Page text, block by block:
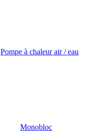
Pompe à chaleur air / eau
Monobloc